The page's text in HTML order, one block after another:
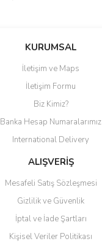
Bu ürüne ilk yorumu siz yapın!
Yorum Yaz
KURUMSAL
İletişim ve Maps
İletişim Formu
Biz Kimiz?
Banka Hesap Numaralarımız
International Delivery
ALIŞVERİŞ
Mesafeli Satış Sözleşmesi
Gizlilik ve Güvenlik
İptal ve İade Şartları
Kişisel Veriler Politikası